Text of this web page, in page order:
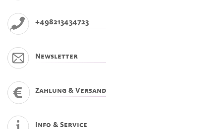
+498213434723
Newsletter
Zahlung & Versand
Info & Service